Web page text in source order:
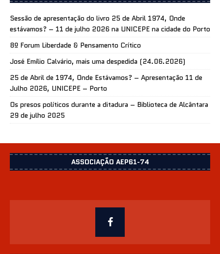
Sessão de apresentação do livro 25 de Abril 1974, Onde
estávamos? – 11 de julho 2026 na UNICEPE na cidade do Porto
8º Forum Liberdade & Pensamento Crítico
José Emílio Calvário, mais uma despedida (24.06.2026)
25 de Abril de 1974, Onde Estávamos? – Apresentação 11 de
Julho 2026, UNICEPE – Porto
Os presos políticos durante a ditadura – Biblioteca de Alcântara
29 de julho 2025
ASSOCIAÇÃO AEP61-74